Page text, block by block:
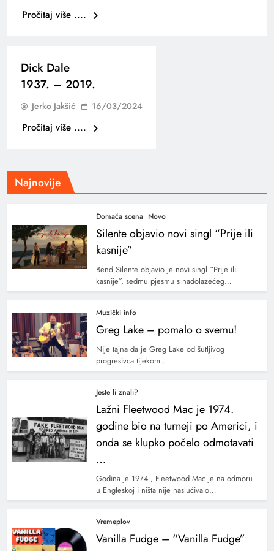
Pročitaj više ....
Dick Dale
1937. – 2019.
Jerko Jakšić 16/03/2024
Pročitaj više ....
Najnovije
Domaća scena Novo
Silente objavio novi singl “Prije ili
kasnije”
Bend Silente objavio je novi singl “Prije ili
kasnije”, sedmu pjesmu s nadolazećeg…
Muzički info
Greg Lake – pomalo o svemu!
Nije tajna da je Greg Lake od šutljivog
progresivca tijekom…
Jeste li znali?
Lažni Fleetwood Mac je 1974.
godine bio na turneji po Americi, i
onda se klupko počelo odmotavati
…
Godina je 1974., Fleetwood Mac je na odmoru
u Engleskoj i ništa nije naslućivalo…
Vremeplov
Vanilla Fudge – “Vanilla Fudge”